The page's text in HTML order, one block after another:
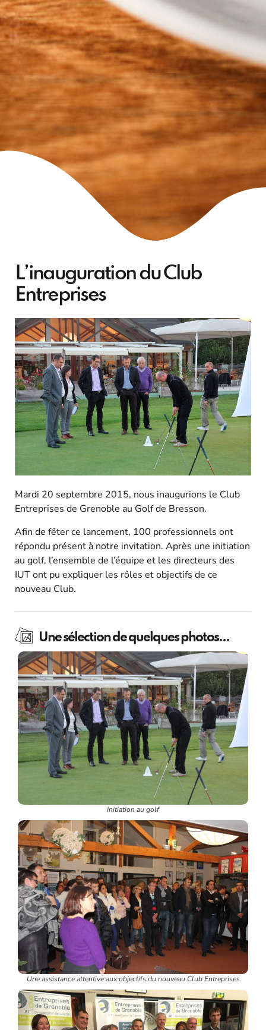
L’inauguration du Club
Entreprises
Mardi 20 septembre 2015, nous inaugurions le Club
Entreprises de Grenoble au Golf de Bresson.
Afin de fêter ce lancement, 100 professionnels ont
répondu présent à notre invitation. Après une initiation
au golf, l’ensemble de l’équipe et les directeurs des
IUT ont pu expliquer les rôles et objectifs de ce
nouveau Club.
Une sélection de quelques photos...
Initiation au golf
Une assistance attentive aux objectifs du nouveau Club Entreprises